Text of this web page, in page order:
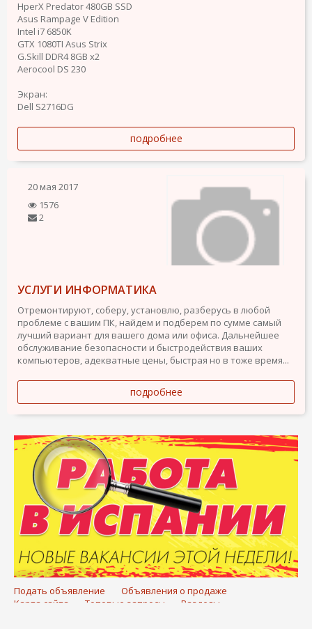
HperX Predator 480GB SSD
Asus Rampage V Edition
Intel i7 6850K
GTX 1080TI Asus Strix
G.Skill DDR4 8GB x2
Aerocool DS 230
Экран:
Dell S2716DG
подробнее
20 мая 2017
1576
2
УСЛУГИ ИНФОРМАТИКА
Отремонтируют, соберу, установлю, разберусь в любой
проблеме с вашим ПК, найдем и подберем по сумме самый
лучший вариант для вашего дома или офиса. Дальнейшее
обслуживание безопасности и быстродействия ваших
компьютеров, адекватные цены, быстрая но в тоже время...
подробнее
Подать объявление
Объявления о продаже
Карта сайта
Топовые запросы
Разделы